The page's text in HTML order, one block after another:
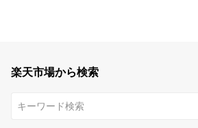
楽天市場から検索